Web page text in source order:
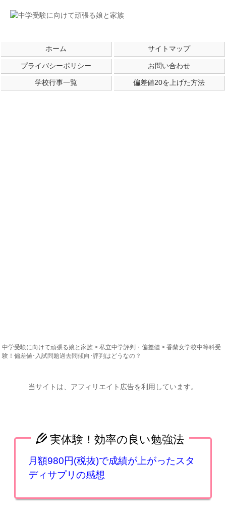
ホーム サイトマップ
プライバシーポリシー お問い合わせ
学校行事一覧 偏差値20を上げた方法
中学受験に向けて頑張る娘と家族 >私立中学評判・偏差値 > 香蘭女学校中等科受
験！偏差値･入試問題過去問傾向･評判はどうなの？
当サイトは、アフィリエイト広告を利用しています。
実体験！効率の良い勉強法
月額980円(税抜)で成績が上がったスタ
ディサプリの感想